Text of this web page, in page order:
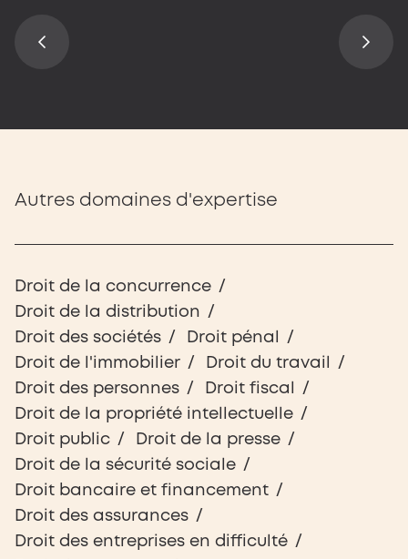
Autres domaines d'expertise
Droit de la concurrence
Droit de la distribution
Droit des sociétés
Droit pénal
Droit de l'immobilier
Droit du travail
Droit des personnes
Droit fiscal
Droit de la propriété intellectuelle
Droit public
Droit de la presse
Droit de la sécurité sociale
Droit bancaire et financement
Droit des assurances
Droit des entreprises en difficulté